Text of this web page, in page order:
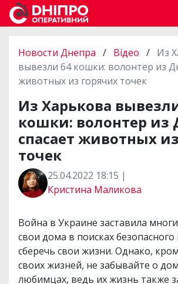
Новости Днепра / Відео / Из
вывезли 64 кошки: волонтер из
животных из горячих точек
Из Харькова
кошки: волонтер из
спасает животных
точек
25.04.2022 18:15 |
Кристина Маликова
Война в Украине заставила
свои дома в поисках
сберечь свои жизни. Однако,
своих жизней, не забывайте о
любимцах, ведь их жизнь также